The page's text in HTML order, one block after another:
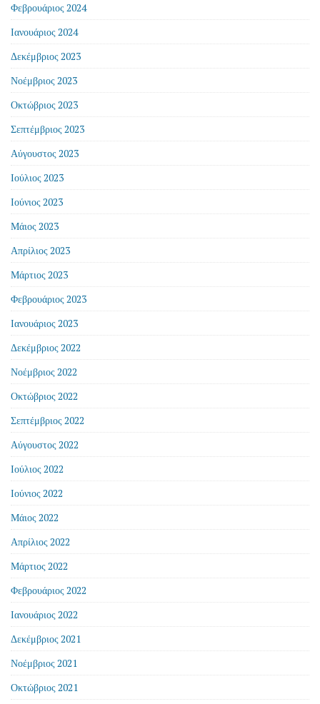
Φεβρουάριος 2024
Ιανουάριος 2024
Δεκέμβριος 2023
Νοέμβριος 2023
Οκτώβριος 2023
Σεπτέμβριος 2023
Αύγουστος 2023
Ιούλιος 2023
Ιούνιος 2023
Μάιος 2023
Απρίλιος 2023
Μάρτιος 2023
Φεβρουάριος 2023
Ιανουάριος 2023
Δεκέμβριος 2022
Νοέμβριος 2022
Οκτώβριος 2022
Σεπτέμβριος 2022
Αύγουστος 2022
Ιούλιος 2022
Ιούνιος 2022
Μάιος 2022
Απρίλιος 2022
Μάρτιος 2022
Φεβρουάριος 2022
Ιανουάριος 2022
Δεκέμβριος 2021
Νοέμβριος 2021
Οκτώβριος 2021